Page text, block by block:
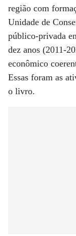
região com
Unidade de
público-privada
dez anos (2011-
econômico
Essas foram as
o livro.